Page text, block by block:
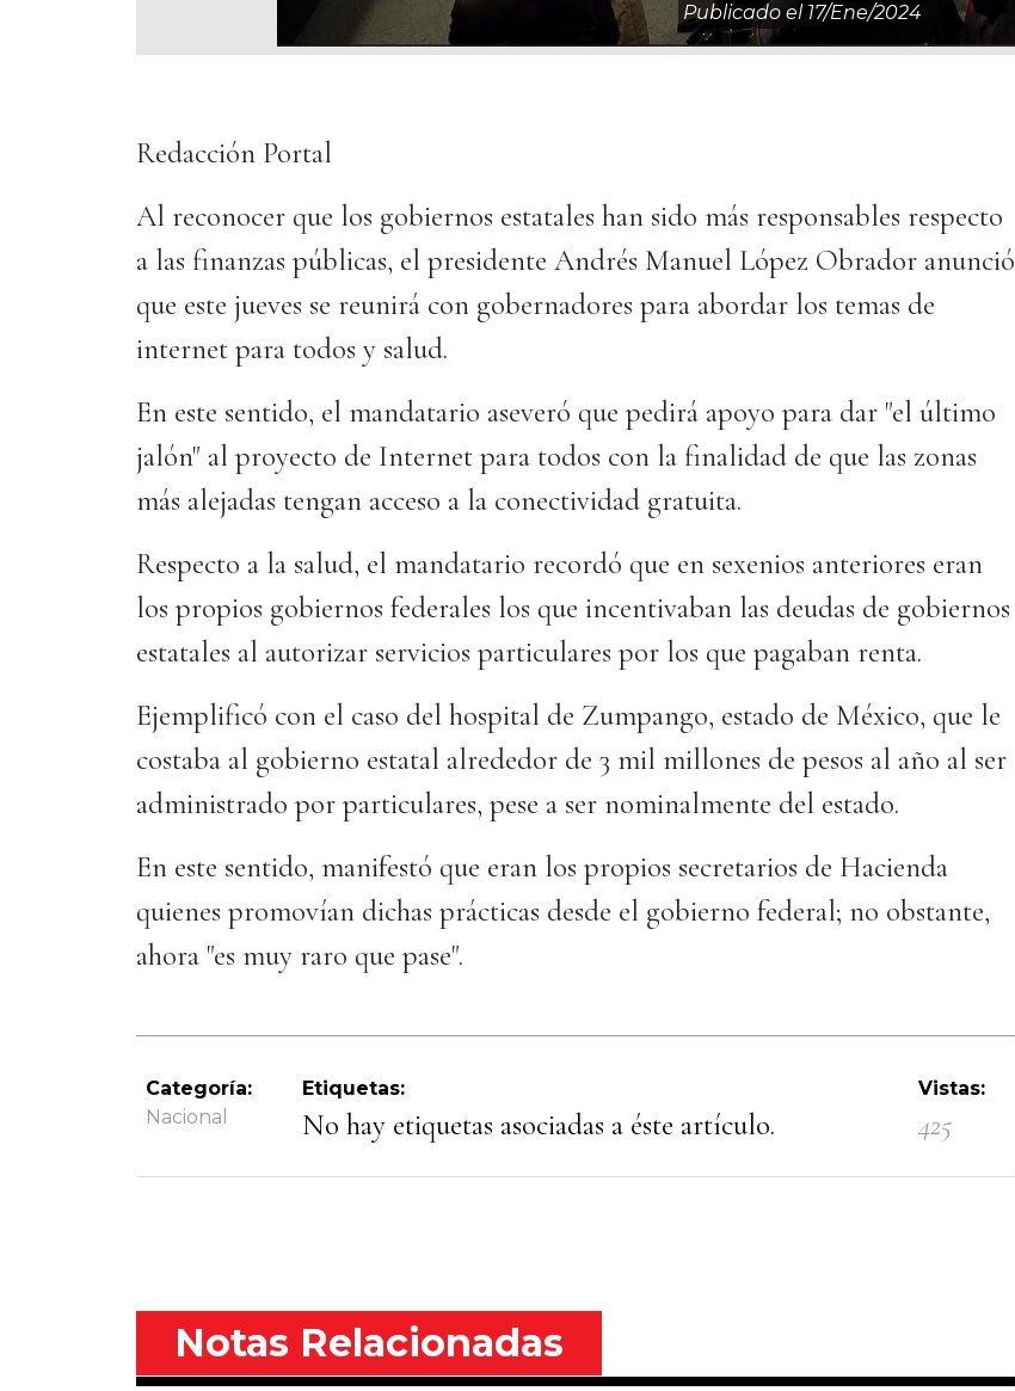
Publicado el 17/ene/2024
Redacción Portal
Al reconocer que los gobiernos estatales han sido más responsables respecto
a las finanzas públicas, el presidente Andrés Manuel López Obrador anunció
que este jueves se reunirá con gobernadores para abordar los temas de
internet para todos y salud.
En este sentido, el mandatario aseveró que pedirá apoyo para dar "el último
jalón" al proyecto de Internet para todos con la finalidad de que las zonas
más alejadas tengan acceso a la conectividad gratuita.
Respecto a la salud, el mandatario recordó que en sexenios anteriores eran
los propios gobiernos federales los que incentivaban las deudas de gobiernos
estatales al autorizar servicios particulares por los que pagaban renta.
Ejemplificó con el caso del hospital de Zumpango, estado de México, que le
costaba al gobierno estatal alrededor de 3 mil millones de pesos al año al ser
administrado por particulares, pese a ser nominalmente del estado.
En este sentido, manifestó que eran los propios secretarios de Hacienda
quienes promovían dichas prácticas desde el gobierno federal; no obstante,
ahora "es muy raro que pase".
Categoría:
Nacional
Etiquetas:
No hay etiquetas asociadas a éste artículo.
Vistas:
425
Notas Relacionadas